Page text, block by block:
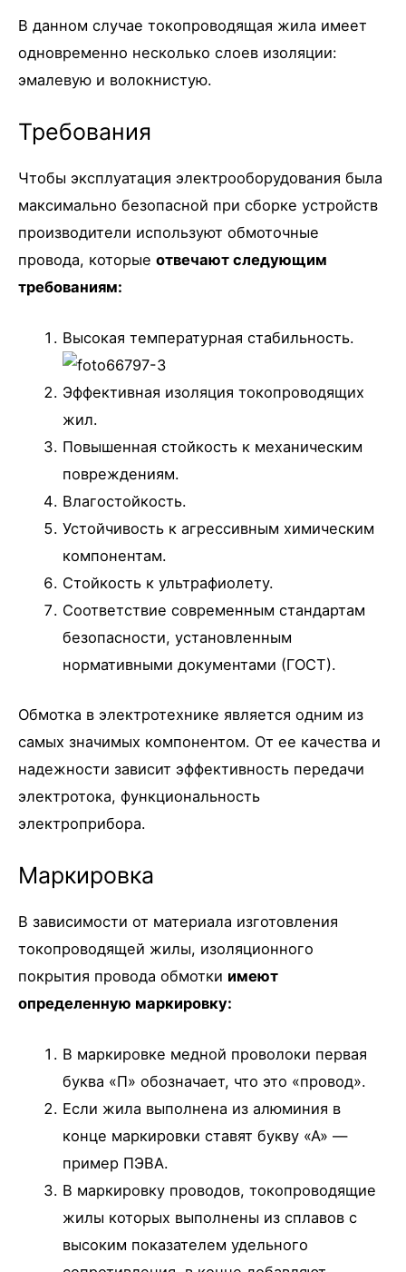
В данном случае токопроводящая жила имеет
одновременно несколько слоев изоляции:
эмалевую и волокнистую.
Требования
Чтобы эксплуатация электрооборудования была
максимально безопасной при сборке устройств
производители используют обмоточные
провода, которые отвечают следующим
требованиям:
Высокая температурная стабильность.
Эффективная изоляция токопроводящих
жил.
Повышенная стойкость к механическим
повреждениям.
Влагостойкость.
Устойчивость к агрессивным химическим
компонентам.
Стойкость к ультрафиолету.
Соответствие современным стандартам
безопасности, установленным
нормативными документами (ГОСТ).
Обмотка в электротехнике является одним из
самых значимых компонентом. От ее качества и
надежности зависит эффективность передачи
электротока, функциональность
электроприбора.
Маркировка
В зависимости от материала изготовления
токопроводящей жилы, изоляционного
покрытия провода обмотки имеют
определенную маркировку:
В маркировке медной проволоки первая
буква «П» обозначает, что это «провод».
Если жила выполнена из алюминия в
конце маркировки ставят букву «А» —
пример ПЭВА.
В маркировку проводов, токопроводящие
жилы которых выполнены из сплавов с
высоким показателем удельного